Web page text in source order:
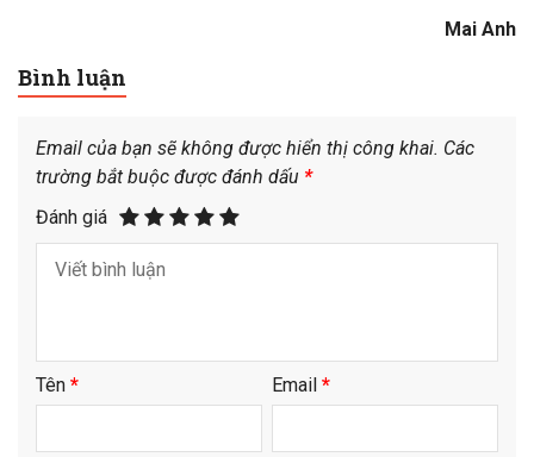
Mai Anh
Bình luận
Email của bạn sẽ không được hiển thị công khai. Các
trường bắt buộc được đánh dấu *
Đánh giá
Tên * Email *